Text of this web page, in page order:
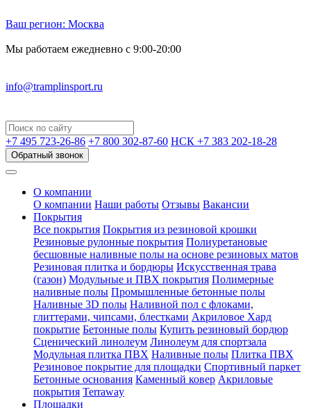
Ваш регион: Москва
Мы работаем ежедневно с 9:00-20:00
info@tramplinsport.ru
+7 495 723-26-86 +7 800 302-87-60 НСК +7 383 202-18-28
Обратный звонок
О компании
О компании Наши работы Отзывы Вакансии
Покрытия
Все покрытия Покрытия из резиновой крошки
Резиновые рулонные покрытия Полиуретановые
бесшовные наливные полы на основе резиновых матов
Резиновая плитка и бордюры Искусственная трава
(газон) Модульные и ПВХ покрытия Полимерные
наливные полы Промышленные бетонные полы
Наливные 3D полы Наливной пол с флоками,
глиттерами, чипсами, блестками Акриловое Хард
покрытие Бетонные полы Купить резиновый бордюр
Сценический линолеум Линолеум для спортзала
Модульная плитка ПВХ Наливные полы Плитка ПВХ
Резиновое покрытие для площадки Спортивный паркет
Бетонные основания Каменный ковер Акриловые
покрытия Terraway
Площадки